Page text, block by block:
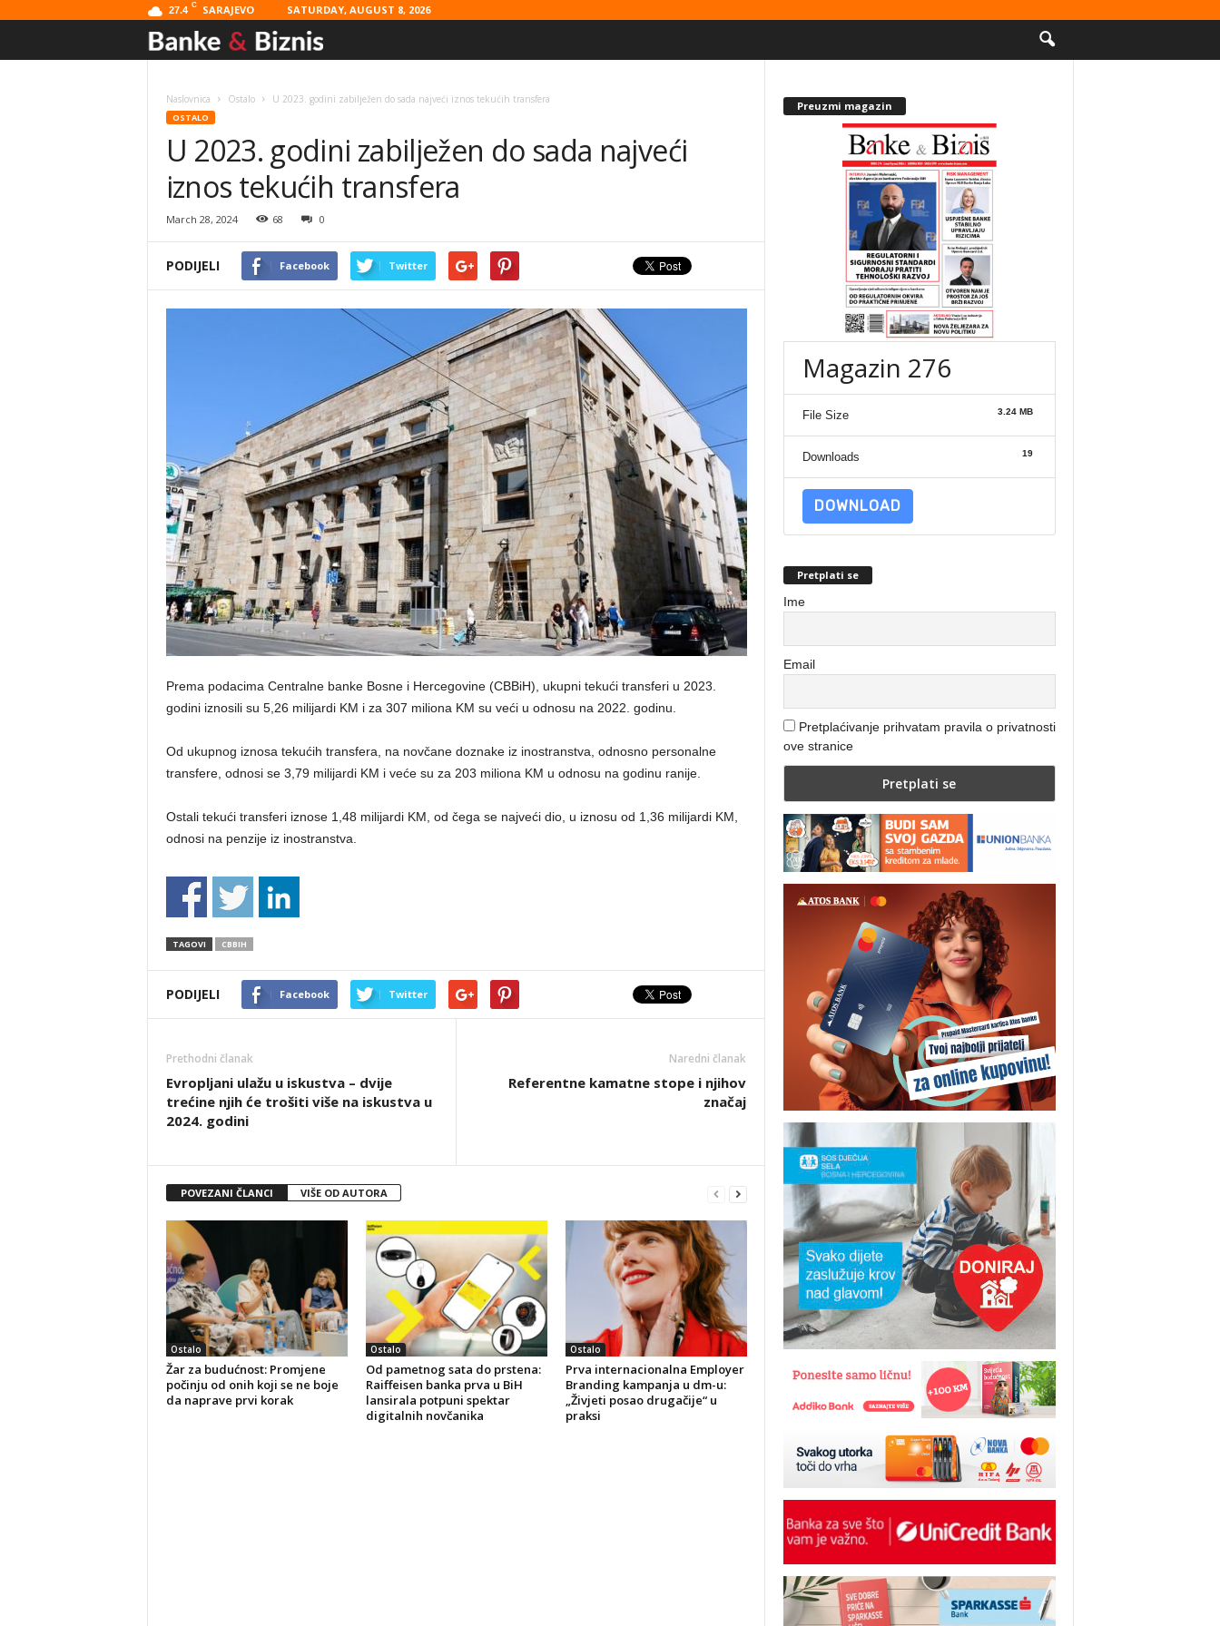
27.4 C SARAJEVO SATURDAY, AUGUST 8, 2026
Naslovnica Ostalo U 2023. godini zabilježen do sada najveći iznos tekućih transfera
OSTALO
U 2023. godini zabilježen do sada najveći
iznos tekućih transfera
March 28, 2024 68 0
PODIJELI Facebook Twitter
Prema podacima Centralne banke Bosne i Hercegovine (CBBiH), ukupni tekući transferi u 2023.
godini iznosili su 5,26 milijardi KM i za 307 miliona KM su veći u odnosu na 2022. godinu.
Od ukupnog iznosa tekućih transfera, na novčane doznake iz inostranstva, odnosno personalne
transfere, odnosi se 3,79 milijardi KM i veće su za 203 miliona KM u odnosu na godinu ranije.
Ostali tekući transferi iznose 1,48 milijardi KM, od čega se najveći dio, u iznosu od 1,36 milijardi KM,
odnosi na penzije iz inostranstva.
TAGOVI CBBIH
PODIJELI Facebook Twitter
Prethodni članak
Evropljani ulažu u iskustva – dvije
trećine njih će trošiti više na iskustva u
2024. godini
Naredni članak
Referentne kamatne stope i njihov
značaj
POVEZANI ČLANCI VIŠE OD AUTORA
Ostalo
Žar za budućnost: Promjene
počinju od onih koji se ne boje
da naprave prvi korak
Ostalo
Od pametnog sata do prstena:
Raiffeisen banka prva u BiH
lansirala potpuni spektar
digitalnih novčanika
Ostalo
Prva internacionalna Employer
Branding kampanja u dm-u:
„Živjeti posao drugačije“ u
praksi
Preuzmi magazin
Magazin 276
File Size 3.24 MB
Downloads 19
DOWNLOAD
Pretplati se
Ime
Email
Pretplaćivanje prihvatam pravila o privatnosti
ove stranice